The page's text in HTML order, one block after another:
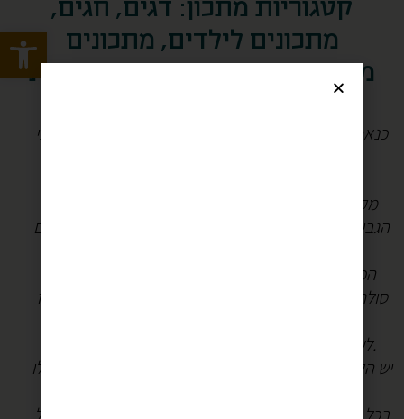
Open toolbar
קטגוריות מתכון: דגים, חגים,
מתכונים לילדים, מתכונים
מתוקים
שבועות
כנאפה הוא קינוח אייקוני במטבח הסורי – שמי – פלסטיני
מקור הכנאפה לא ברור, אך יש עדויות לקינוח המחבת
הגבינתי בסיפורי אלף לילה ולילה ובספרי מתכונים תורכים
הכנאפה בנוי משכבות של חוטי בצק דקיקים (ולעתים
סולת) אפויים במחבת על אש, עם חמאה וגבינה עם אחוז
לעתים קרובות מוסיפים לכנאפה אגוזים או פיסטוקים.
יש הקוראים לחוטי הבצק כנאפה כמו שקוראים לקינוח כולו